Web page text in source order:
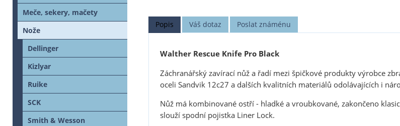
Popis Váš dotaz Poslat známénu
Walther Rescue Knife Pro Black
Záchranářský zavírací nůž a řadí mezi špičkové produkty výrobce
oceli Sandvik 12c27 a dalších kvalitních materiálů odolávajících i
Nůž má kombinované ostří - hladké a vroubkované, zakončeno
slouží spodní pojistka Liner Lock.
Meče, sekery, mačety
Nože
Dellinger
Kizlyar
Ruike
SCK
Smith & Wesson